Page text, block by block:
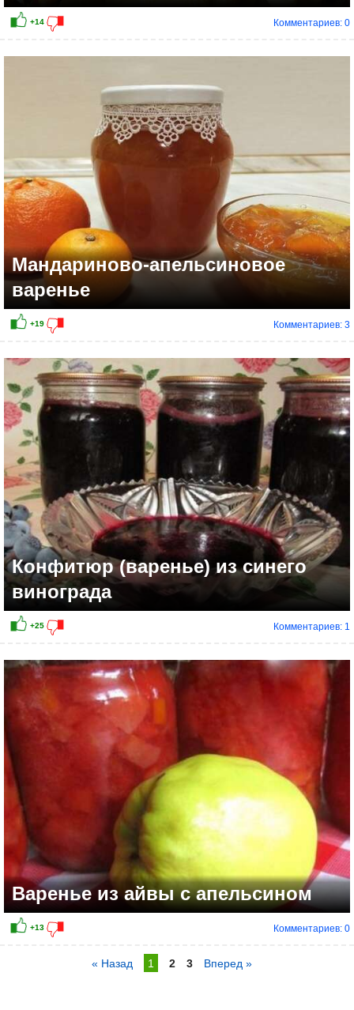
+2
Комментариев: 0
Мандариново-апельсиновое
варенье
Комментариев: 3
Конфитюр (варенье) из синего
винограда
Комментариев: 1
Варенье из айвы с апельсином
Комментариев: 0
« Назад 1 2 3 Вперед »